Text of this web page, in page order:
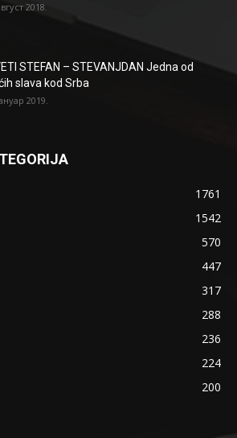
2018.
STEFAN – STEVANJDAN Jedna od
slava kod Srba
2019.
1761
1542
570
447
317
288
236
224
200